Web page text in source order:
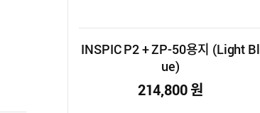
INSPIC P2 + ZP-50용지 (Light Bl
ue)
214,800원